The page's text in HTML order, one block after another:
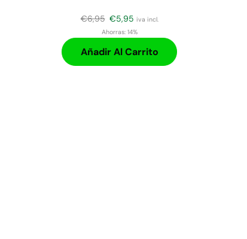
€6,95 €5,95 iva incl.
Ahorras:14%
Añadir Al Carrito